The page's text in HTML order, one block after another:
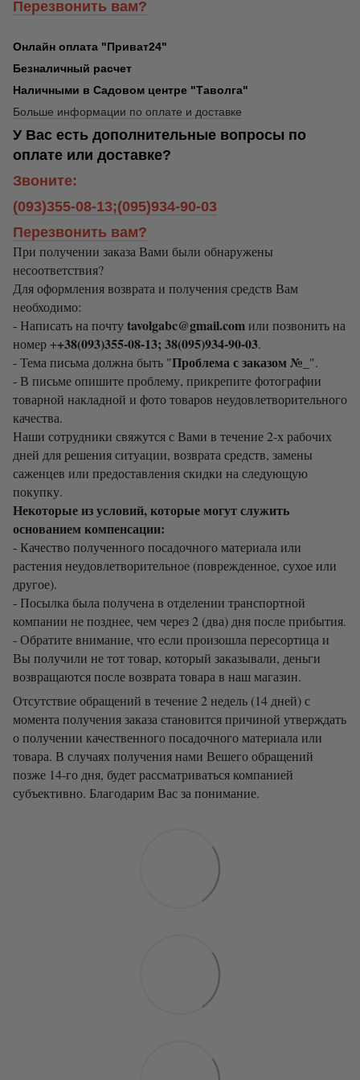
Перезвонить вам?
Онлайн оплата "Приват24"
Безналичный расчет
Наличными в Садовом центре "Таволга"
Больше информации по оплате и доставке
У Вас есть дополнительные вопросы по
оплате или доставке?
Звоните:
(093)355-08-13;(095)934-90-03
Перезвонить вам?
При получении заказа Вами были обнаружены
несоответствия?
Для оформления возврата и получения средств Вам
необходимо:
- Написать на почтуtavolgabc@gmail.comили позвонить на
номер ++38(093)355-08-13; 38(095)934-90-03.
- Тема письма должна быть "Проблема с заказом №_ ".
- В письме опишите проблему, прикрепите фотографии
товарной накладной и фото товаров неудовлетворительного
качества.
Наши сотрудники свяжутся с Вами в течение 2-х рабочих
дней для решения ситуации, возврата средств, замены
саженцев или предоставления скидки на следующую
покупку.
Некоторые из условий, которые могут служить
основанием компенсации:
- Качество полученного посадочного материала или
растения неудовлетворительное (поврежденное, сухое или
другое).
- Посылка была получена в отделении транспортной
компании не позднее, чем через 2 (два) дня после прибытия.
- Обратите внимание, что если произошла пересортица и
Вы получили не тот товар, который заказывали, деньги
возвращаются после возврата товара в наш магазин.
Отсутствие обращений в течение 2 недель (14 дней) с
момента получения заказа становится причиной утверждать
о получении качественного посадочного материала или
товара. В случаях получения нами Вешего обращений
позже 14-го дня, будет рассматриваться компанией
субъективно. Благодарим Вас за понимание.